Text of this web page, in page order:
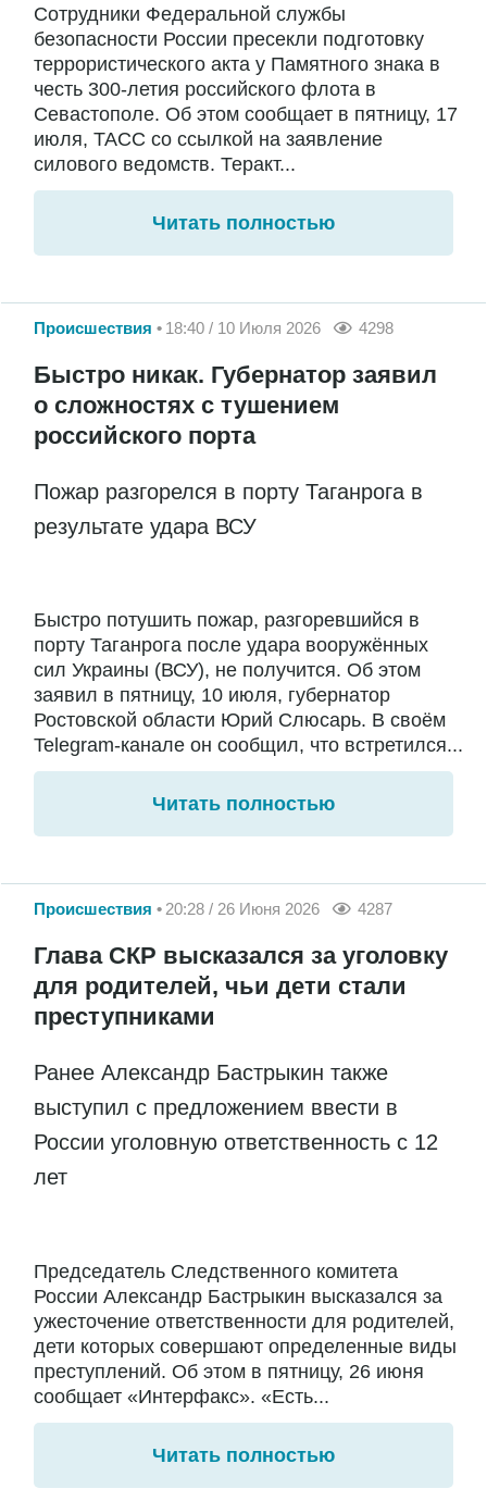
Сотрудники Федеральной службы
безопасности России пресекли подготовку
террористического акта у Памятного знака в
честь 300-летия российского флота в
Севастополе. Об этом сообщает в пятницу, 17
июля, ТАСС со ссылкой на заявление
силового ведомств. Теракт...
Читать полностью
Происшествия 18:40 / 10 Июля 2026 4298
Быстро никак. Губернатор заявил
о сложностях с тушением
российского порта
Пожар разгорелся в порту Таганрога в
результате удара ВСУ
Быстро потушить пожар, разгоревшийся в
порту Таганрога после удара вооружённых
сил Украины (ВСУ), не получится. Об этом
заявил в пятницу, 10 июля, губернатор
Ростовской области Юрий Слюсарь. В своём
Telegram-канале он сообщил, что встретился...
Читать полностью
Происшествия 20:28 / 26 Июня 2026 4287
Глава СКР высказался за уголовку
для родителей, чьи дети стали
преступниками
Ранее Александр Бастрыкин также
выступил с предложением ввести в
России уголовную ответственность с 12
лет
Председатель Следственного комитета
России Александр Бастрыкин высказался за
ужесточение ответственности для родителей,
дети которых совершают определенные виды
преступлений. Об этом в пятницу, 26 июня
сообщает «Интерфакс». «Есть...
Читать полностью